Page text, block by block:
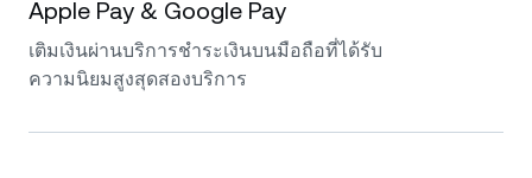
Apple Pay & Google Pay
เติมเงินผ่านบริการชำระเงินบนมือถือที่ได้รับ
ความนิยมสูงสุดสองบริการ